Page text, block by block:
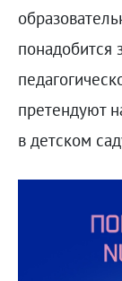
понадобится
претендуют
в детском